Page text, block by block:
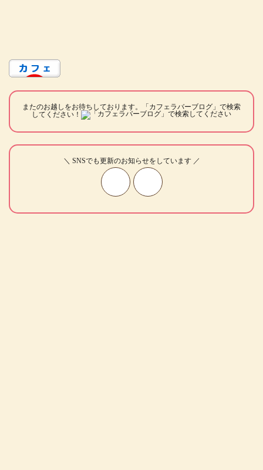
またのお越しをお待ちしております。「カフェラバーブログ」で検索
してください！
＼ SNSでも更新のお知らせをしています ／